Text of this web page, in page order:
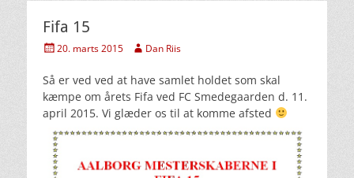
Fifa 15
Udgivet
20. marts 2015 Forfatter
Dan Riis
Så er ved ved at have samlet holdet som skal
kæmpe om årets Fifa ved FC Smedegaarden d. 11.
april 2015. Vi glæder os til at komme afsted